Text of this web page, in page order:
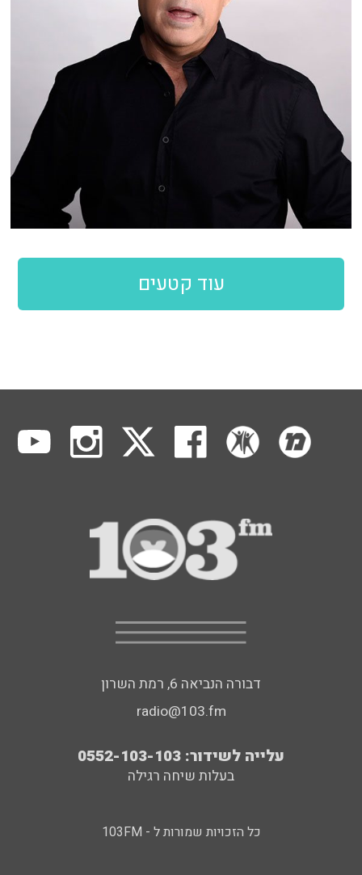
עוד קטעים
דבורה הנביאה 6, רמת השרון
radio@103.fm
עלייה לשידור: 0552-103-103
בעלות שיחה רגילה
כל הזכויות שמורות ל - 103FM